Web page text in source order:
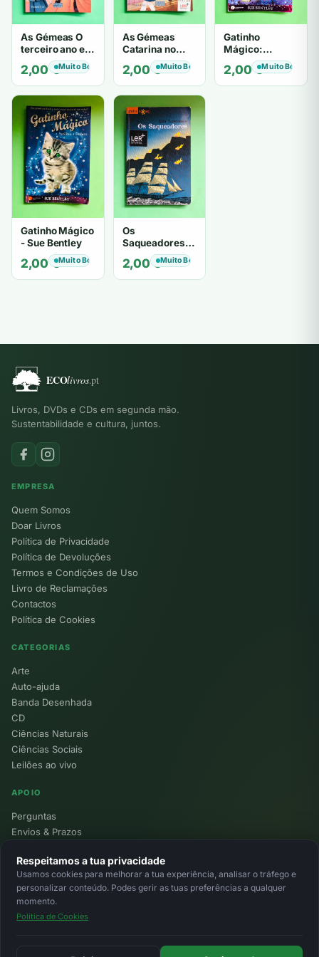
As Gémeas O
terceiro ano em
Santa Clara -
Pamela Cox
2,00€Muito Bom
As Gémeas
Catarina no
Colégio de
Santa Clara -
Pamela Cox
2,00€Muito Bom
Gatinho
Mágico:
Confusão na
Aula - Sue
Bentley
2,00€Muito Bom
Gatinho Mágico
- Sue Bentley
2,00€Muito Bom
Os
Saqueadores -
Iain Lawrence
2,00€Muito Bom
Livros, DVDs e CDs em segunda mão.
Sustentabilidade e cultura, juntos.
EMPRESA
Quem Somos
Doar Livros
Política de Privacidade
Política de Devoluções
Termos e Condições de Uso
Livro de Reclamações
Contactos
Política de Cookies
CATEGORIAS
Arte
Auto-ajuda
Banda Desenhada
CD
Ciências Naturais
Ciências Sociais
Leilões ao vivo
APOIO
Perguntas
Envios & Prazos
Devoluções
Minha Conta
© 2026 Ecolivros. Todos os direitos reservados.
Respeitamos a tua privacidade
Usamos cookies para melhorar a tua experiência, analisar o tráfego e
personalizar conteúdo. Podes gerir as tuas preferências a qualquer
momento.
Política de Cookies